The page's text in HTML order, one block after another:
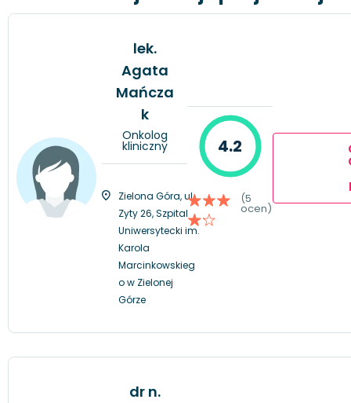
lek.
Agata
Mańcza
k
Onkolog
kliniczny
Zielona Góra, ul.
Zyty 26, Szpital
Uniwersytecki im.
Karola
Marcinkowskieg
o w Zielonej
Górze
4.2
(5
ocen)
dr n.